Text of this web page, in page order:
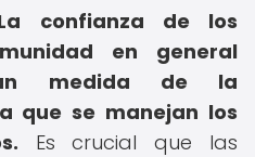
confianza de los
en general
medida de la
que se manejan los
Es crucial que las